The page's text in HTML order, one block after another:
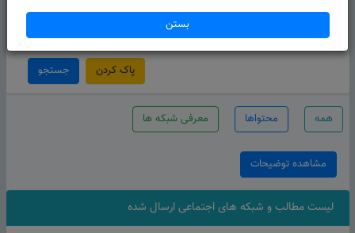
استان شهرستان
جستجو پاک کردن
همه محتواها معرفی شبکه ها
مشاهده توضیحات
لیست مطالب و شبکه های اجتماعی ارسال شده
بستن